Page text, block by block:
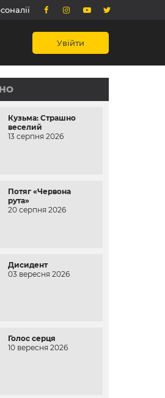
Увійти
Кузьма: Страшно
веселий
13 серпня 2026
Потяг «Червона
рута»
20 серпня 2026
Дисидент
03 вересня 2026
Голос серця
10 вересня 2026